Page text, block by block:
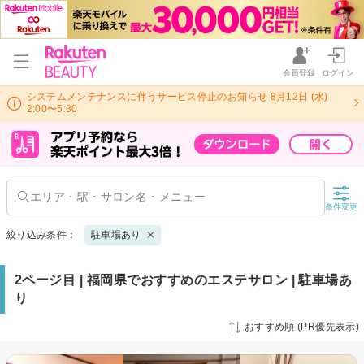
会員登録 ログイン
システムメンテナンスに伴うサービス停止のお知らせ 8月12日 (水)
2:00〜5:30
条件変更
絞り込み条件： 駐車場あり
2ページ目 | 福岡県でおすすめのエステサロン | 駐車場あ
り
おすすめ順 (PR優先表示)